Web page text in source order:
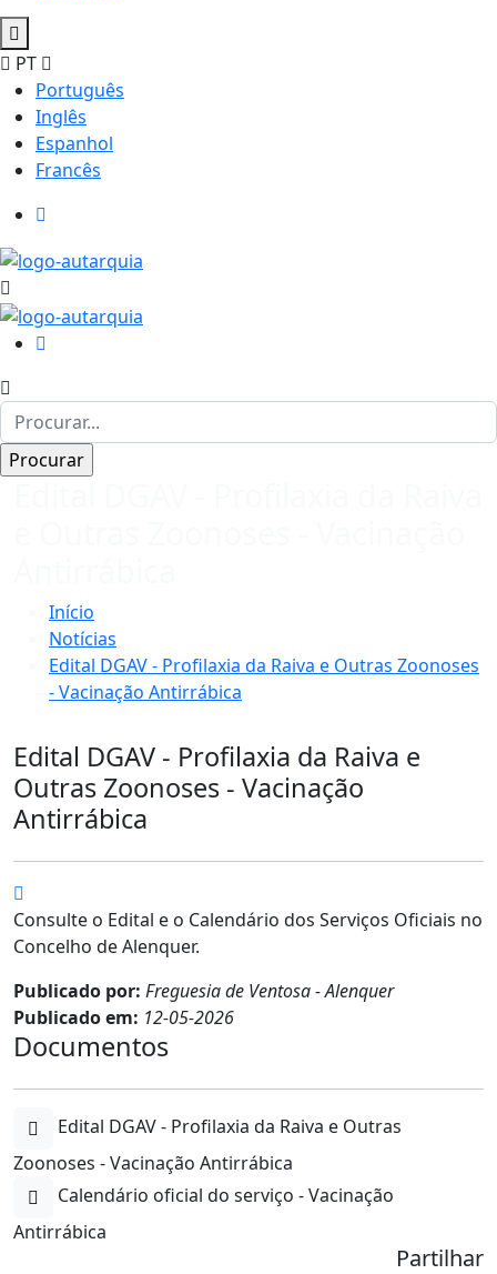
PT
Português
Inglês
Espanhol
Francês
Início
Notícias
Edital DGAV - Profilaxia da Raiva e Outras Zoonoses
- Vacinação Antirrábica
Edital DGAV - Profilaxia da Raiva e
Outras Zoonoses - Vacinação
Antirrábica
Consulte o Edital e o Calendário dos Serviços Oficiais no
Concelho de Alenquer.
Publicado por: Freguesia de Ventosa - Alenquer
Publicado em: 12-05-2026
Documentos
Edital DGAV - Profilaxia da Raiva e Outras
Zoonoses - Vacinação Antirrábica
Calendário oficial do serviço - Vacinação
Antirrábica
Partilhar